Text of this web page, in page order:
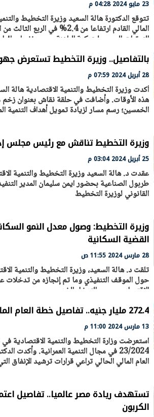
23 مايو 2024 04:28 م
التوترات الجيوبوليتيكية الراهنة بسبب غزو
بالتفاصيل.. وزيرة التخطيط تستعرض
28 أبريل 2024 07:59 م
أكدت وزيرة التخطيط والتنمية الاقتصادية هالة
هذه الأوقات. وأضافت في حلقة نقاش بعنوان زخم
الخمسين؛ رسم مسار لزيادة تمويل أهداف التنمية
وزيرة التخطيط تناقش مع رئيس مجلس
25 أبريل 2024 03:04 م
عقدت د. هالة السعيد وزيرة التخطيط والتنمية
طربول الصناعية بحضور ايمن سليمان المدير
القانوني لوزيرة التخطيط
القضية السكانية
28 مارس 2024 11:55 ص
تلقت د. هالة السعيد، وزيرة التخطيط والتنمية
حول الموقف التنفيذي وما تم إنجازه من تدخلات
الاقتصادي، محور التدخل الخدمي
272.4 مليار جنيه.. تفاصيل خطة العام المالي الحالي في مجال التنمية العمرانية بمصر
13 مارس 2024 11:00 م
استعرضت وزارة التخطيط والتنمية الاقتصادية
23/2024 في مجال التنمية العمرانية.
العام المالي الحالي تراعي قرارات ترشيد الإنفاق
تستهدف ريادة مصر عالميا.. تفاصيل
الكربون